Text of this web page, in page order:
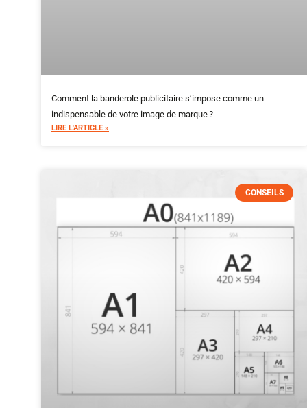
Comment la banderole publicitaire s’impose comme un
indispensable de votre image de marque ?
LIRE L'ARTICLE »
CONSEILS